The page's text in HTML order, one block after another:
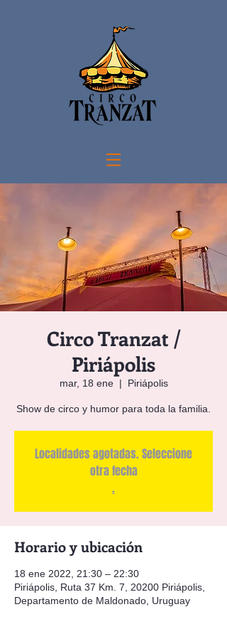
Circo Tranzat /
Piriápolis
mar, 18 ene
  |
Piriápolis
Show de circo y humor para toda la familia.
Localidades agotadas. Seleccione
otra fecha
.
Horario y ubicación
18 ene 2022, 21:30 – 22:30
Piriápolis, Ruta 37 Km. 7, 20200 Piriápolis,
Departamento de Maldonado, Uruguay